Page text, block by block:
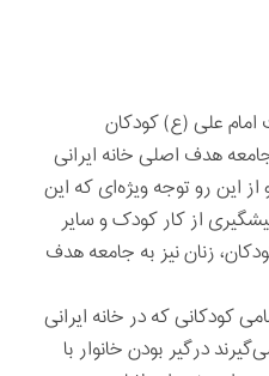
علی (ع) کودکان
هدف اصلی خانه ایرانی
این رو توجه ویژه‌ای که این
از کار کودک و سایر
زنان نیز به جامعه هدف
کودکانی که در خانه ایرانی
درگیر بودن خانوار با